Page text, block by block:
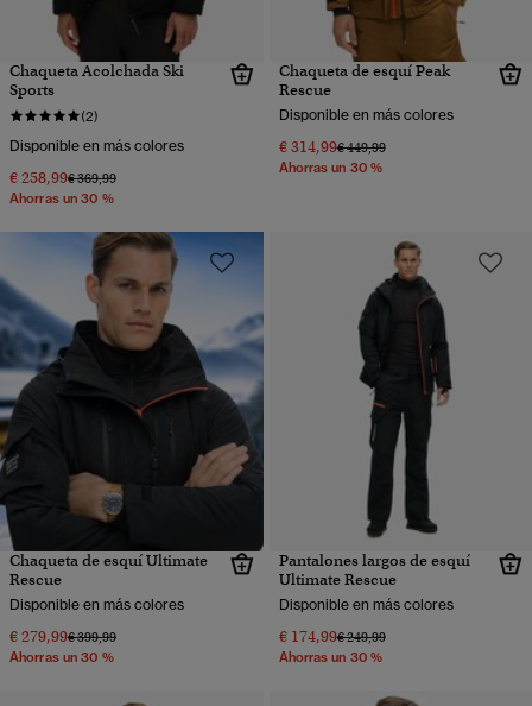
Chaqueta Acolchada Ski
Sports
(2)
Disponible en más colores
€ 258,99Precio rebajado de
€ 369,99a
Ahorras un 30 %
Chaqueta de esquí Peak
Rescue
Disponible en más colores
€ 314,99Precio rebajado de
€ 449,99a
Ahorras un 30 %
Chaqueta de esquí Ultimate
Rescue
Disponible en más colores
€ 279,99Precio rebajado de
€ 399,99a
Ahorras un 30 %
Pantalones largos de esquí
Ultimate Rescue
Disponible en más colores
€ 174,99Precio rebajado de
€ 249,99a
Ahorras un 30 %